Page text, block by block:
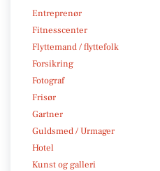
Entreprenør
Fitnesscenter
Flyttemand / flyttefolk
Forsikring
Fotograf
Frisør
Gartner
Guldsmed / Urmager
Hotel
Kunst og galleri